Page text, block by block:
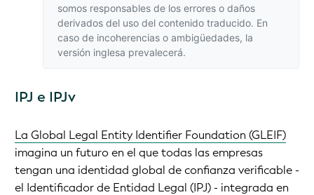
somos responsables de los errores o daños
derivados del uso del contenido traducido. En
caso de incoherencias o ambigüedades, la
versión inglesa prevalecerá.
IPJ e IPJv
La Global Legal Entity Identifier Foundation (GLEIF)
imagina un futuro en el que todas las empresas
tengan una identidad global de confianza verificable -
el Identificador de Entidad Legal (IPJ) - integrada en